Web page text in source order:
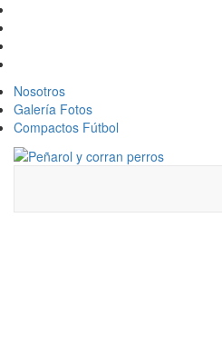
Nosotros
Galería Fotos
Compactos Fútbol